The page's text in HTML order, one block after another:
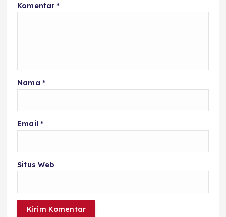
Komentar*
Nama *
Email *
Situs Web